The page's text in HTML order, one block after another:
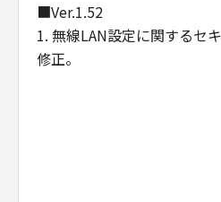
販売代理店及び販売店がか
ついて知らされていた場
(3) キヤノン、キヤノンの
■Ver.1.52
1. 無線LAN設定に関するセ
修正。